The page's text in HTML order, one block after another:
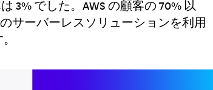
3% でした。AWS の顧客の 70% 以
のサーバーレスソリューションを利用